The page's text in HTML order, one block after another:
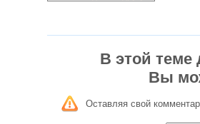
В этой теме
Вы
Оставляя свой